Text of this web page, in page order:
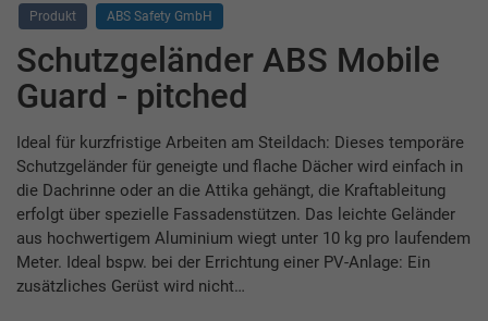
Produkt ABS Safety GmbH
Schutzgeländer ABS Mobile
Guard - pitched
Ideal für kurzfristige Arbeiten am Steildach: Dieses temporäre
Schutzgeländer für geneigte und flache Dächer wird einfach in
die Dachrinne oder an die Attika gehängt, die Kraftableitung
erfolgt über spezielle Fassadenstützen. Das leichte Geländer
aus hochwertigem Aluminium wiegt unter 10 kg pro laufendem
Meter. Ideal bspw. bei der Errichtung einer PV-Anlage: Ein
zusätzliches Gerüst wird nicht…